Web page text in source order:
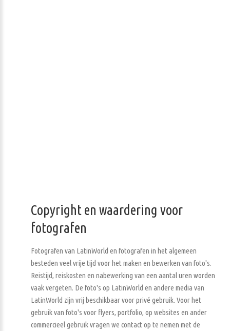
Copyright en waardering voor
fotografen
Fotografen van LatinWorld en fotografen in het algemeen
besteden veel vrije tijd voor het maken en bewerken van foto's.
Reistijd, reiskosten en nabewerking van een aantal uren worden
vaak vergeten. De foto's op LatinWorld en andere media van
LatinWorld zijn vrij beschikbaar voor privé gebruik. Voor het
gebruik van foto's voor flyers, portfolio, op websites en ander
commercieel gebruik vragen we contact op te nemen met de